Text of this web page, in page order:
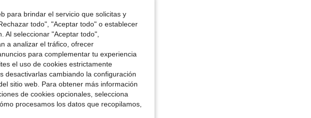
(0)
para brindar el servicio que solicitas y
todo", "Aceptar todo" o establecer
Al seleccionar "Aceptar todo",
a analizar el tráfico, ofrecer
para complementar tu experiencia
el uso de cookies estrictamente
desactivarlas cambiando la configuración
sitio web. Para obtener más información
de cookies opcionales, selecciona
procesamos los datos que recopilamos,